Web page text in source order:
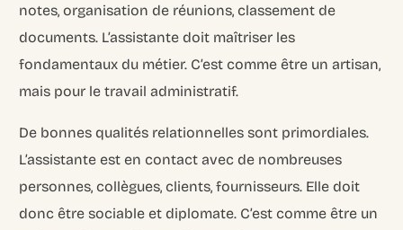
notes, organisation de réunions, classement de
documents. L’assistante doit maîtriser les
fondamentaux du métier. C’est comme être un artisan,
mais pour le travail administratif.
De bonnes qualités relationnelles sont primordiales.
L’assistante est en contact avec de nombreuses
personnes, collègues, clients, fournisseurs. Elle doit
donc être sociable et diplomate. C’est comme être un